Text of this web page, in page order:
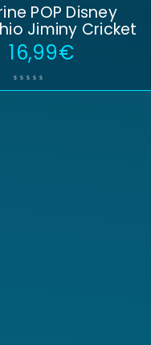
POP Disney
Jiminy Cricket
16,99€